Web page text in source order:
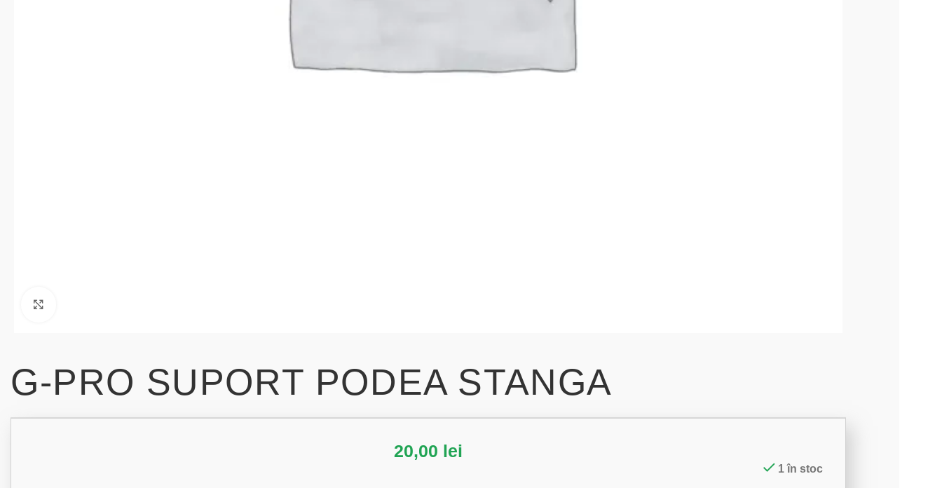
G-PRO SUPORT PODEA STANGA
20,00 lei
1 în stoc